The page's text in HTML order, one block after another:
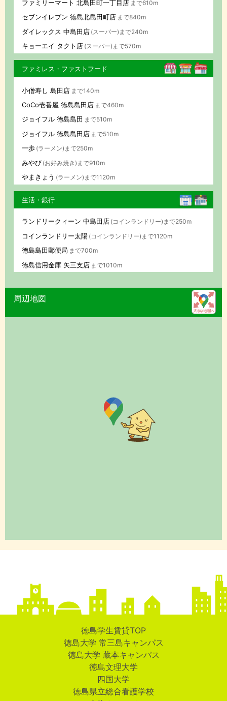
ファミリーマート 北島田町一丁目店 まで610m
セブンイレブン 徳島北島田町店 まで840m
ダイレックス 中島田店 (スーパー)まで240m
キョーエイ タクト店 (スーパー)まで570m
ファミレス・ファストフード
小僧寿し 島田店 まで140m
CoCo壱番屋 徳島島田店 まで460m
ジョイフル 徳島島田 まで510m
ジョイフル 徳島島田店 まで510m
一歩 (ラーメン)まで250m
みやび (お好み焼き)まで910m
やまきょう (ラーメン)まで1120m
生活・銀行
ランドリークィーン 中島田店 (コインランドリー)まで250m
コインランドリー太陽 (コインランドリー)まで1120m
徳島島田郵便局 まで700m
徳島信用金庫 矢三支店 まで1010m
周辺地図
徳島学生賃貸TOP
徳島大学 常三島キャンパス
徳島大学 蔵本キャンパス
徳島文理大学
四国大学
徳島県立総合看護学校